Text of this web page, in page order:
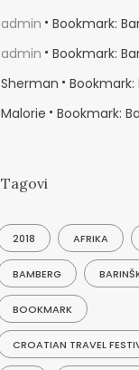
admin
Bookmark:
admin
Bookmark:
Sherman
Malorie
Bookmark:
Tagovi
2018 AFRIKA
BAMBERG
BOOKMARK
CROATIAN TRAVEL